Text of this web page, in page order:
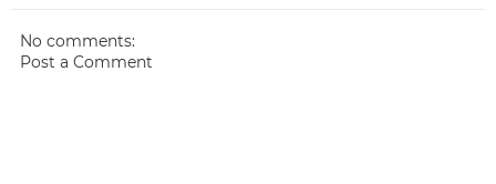
No comments:
Post a Comment